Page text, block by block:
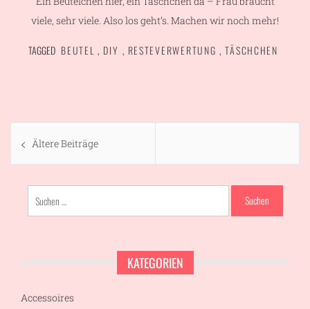
viele, sehr viele. Also los geht’s. Machen wir noch mehr!
TAGGED BEUTEL , DIY , RESTEVERWERTUNG , TÄSCHCHEN
Beitragsnavigation
Ältere Beiträge
nach:
KATEGORIEN
Accessoires